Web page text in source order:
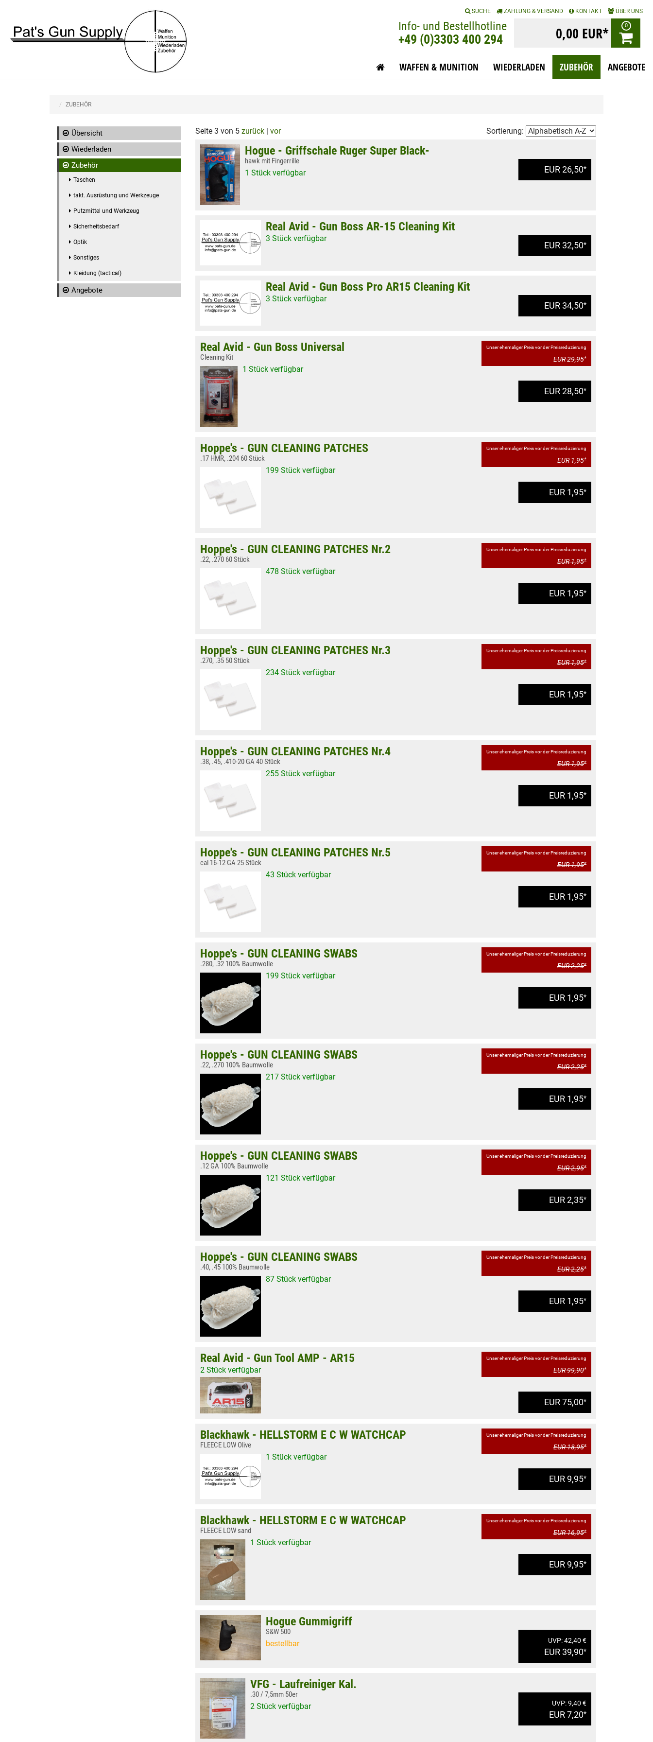
SUCHE ZAHLUNG & VERSAND KONTAKT ÜBER UNS
Info- und Bestellhotline
+49 (0)3303 400 294 0,00 EUR* 0
WAFFEN & MUNITION WIEDERLADEN ZUBEHÖR ANGEBOTE
ZUBEHÖR
Übersicht
Wiederladen
Zubehör
Taschen
takt. Ausrüstung und Werkzeuge
Putzmittel und Werkzeug
Sicherheitsbedarf
Optik
Sonstiges
Kleidung (tactical)
Angebote
Seite 3 von 5 zurück | vor Sortierung:
EUR 26,50*
Hogue - Griffschale Ruger Super Black-
hawk mit Fingerrille
1 Stück verfügbar
EUR 32,50*
Real Avid - Gun Boss AR-15 Cleaning Kit
3 Stück verfügbar
EUR 34,50*
Real Avid - Gun Boss Pro AR15 Cleaning Kit
3 Stück verfügbar
Unser ehemaliger Preis vor der Preisreduzierung
EUR 29,95*
EUR 28,50*
Real Avid - Gun Boss Universal
Cleaning Kit
1 Stück verfügbar
Unser ehemaliger Preis vor der Preisreduzierung
EUR 1,95*
EUR 1,95*
Hoppe's - GUN CLEANING PATCHES
.17 HMR, .204 60 Stück
199 Stück verfügbar
Unser ehemaliger Preis vor der Preisreduzierung
EUR 1,95*
EUR 1,95*
Hoppe's - GUN CLEANING PATCHES Nr.2
.22, .270 60 Stück
478 Stück verfügbar
Unser ehemaliger Preis vor der Preisreduzierung
EUR 1,95*
EUR 1,95*
Hoppe's - GUN CLEANING PATCHES Nr.3
.270, .35 50 Stück
234 Stück verfügbar
Unser ehemaliger Preis vor der Preisreduzierung
EUR 1,95*
EUR 1,95*
Hoppe's - GUN CLEANING PATCHES Nr.4
.38, .45, .410-20 GA 40 Stück
255 Stück verfügbar
Unser ehemaliger Preis vor der Preisreduzierung
EUR 1,95*
EUR 1,95*
Hoppe's - GUN CLEANING PATCHES Nr.5
cal 16-12 GA 25 Stück
43 Stück verfügbar
Unser ehemaliger Preis vor der Preisreduzierung
EUR 2,25*
EUR 1,95*
Hoppe's - GUN CLEANING SWABS
.280, .32 100% Baumwolle
199 Stück verfügbar
Unser ehemaliger Preis vor der Preisreduzierung
EUR 2,25*
EUR 1,95*
Hoppe's - GUN CLEANING SWABS
.22, .270 100% Baumwolle
217 Stück verfügbar
Unser ehemaliger Preis vor der Preisreduzierung
EUR 2,95*
EUR 2,35*
Hoppe's - GUN CLEANING SWABS
.12 GA 100% Baumwolle
121 Stück verfügbar
Unser ehemaliger Preis vor der Preisreduzierung
EUR 2,25*
EUR 1,95*
Hoppe's - GUN CLEANING SWABS
.40, .45 100% Baumwolle
87 Stück verfügbar
Unser ehemaliger Preis vor der Preisreduzierung
EUR 99,90*
EUR 75,00*
Real Avid - Gun Tool AMP - AR15
2 Stück verfügbar
Unser ehemaliger Preis vor der Preisreduzierung
EUR 18,95*
EUR 9,95*
Blackhawk - HELLSTORM E C W WATCHCAP
FLEECE LOW Olive
1 Stück verfügbar
Unser ehemaliger Preis vor der Preisreduzierung
EUR 16,95*
EUR 9,95*
Blackhawk - HELLSTORM E C W WATCHCAP
FLEECE LOW sand
1 Stück verfügbar
UVP: 42,40 €
EUR 39,90*
Hogue Gummigriff
S&W 500
bestellbar
UVP: 9,40 €
EUR 7,20*
VFG - Laufreiniger Kal.
.30 / 7,5mm 50er
2 Stück verfügbar